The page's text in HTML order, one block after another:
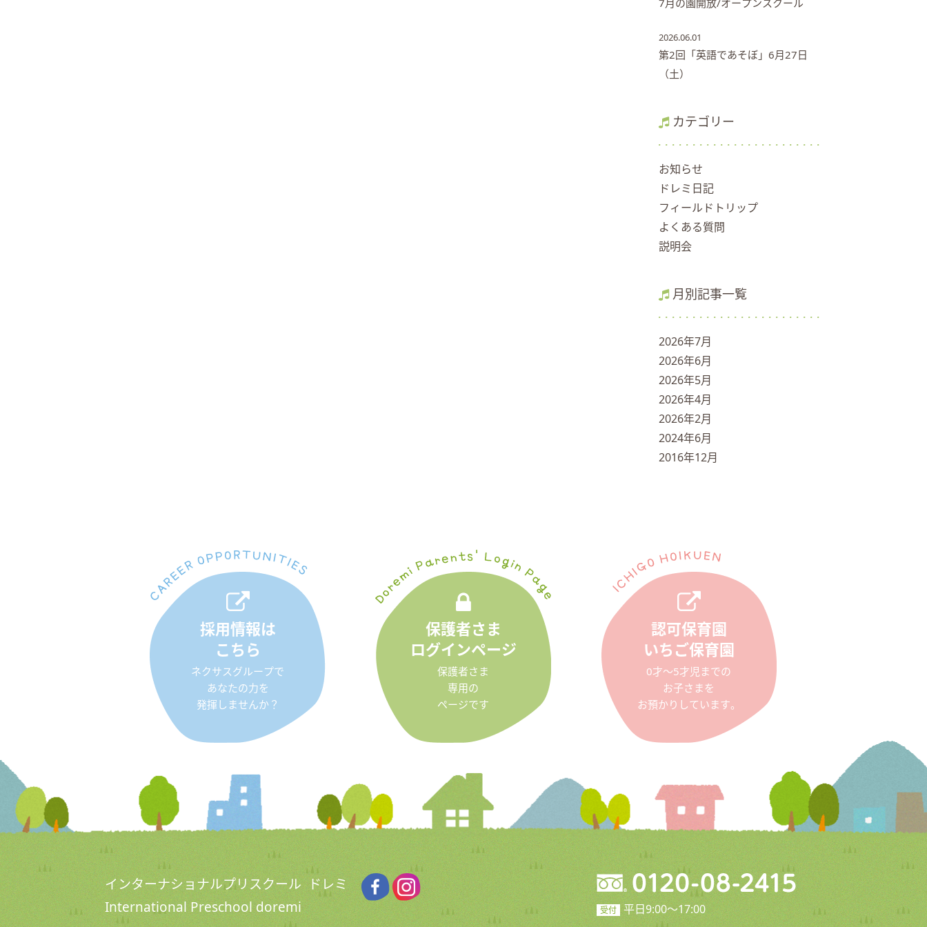
7月の園開放/オープンスクール
2026.06.01
第2回「英語であそぼ」6月27日
（土）
カテゴリー
お知らせ
ドレミ日記
フィールドトリップ
よくある質問
説明会
月別記事一覧
2026年7月
2026年6月
2026年5月
2026年4月
2026年2月
2024年6月
2016年12月
採用情報は
こちら
ネクサスグループで
あなたの力を
発揮しませんか？
保護者さま
ログインページ
保護者さま
専用の
ページです
認可保育園
いちご保育園
0才〜5才児までの
お子さまを
お預かりしています。
インターナショナルプリスクール ドレミ
International Preschool doremi
受付 平日9:00〜17:00